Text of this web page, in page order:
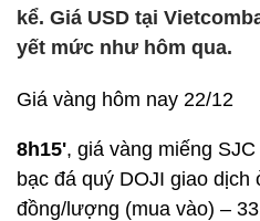
kể. Giá USD tại
yết mức như hôm qua.
Giá vàng hôm nay 22/12
8h15', giá vàng miếng
bạc đá quý DOJI giao
đồng/lượng (mua vào) –